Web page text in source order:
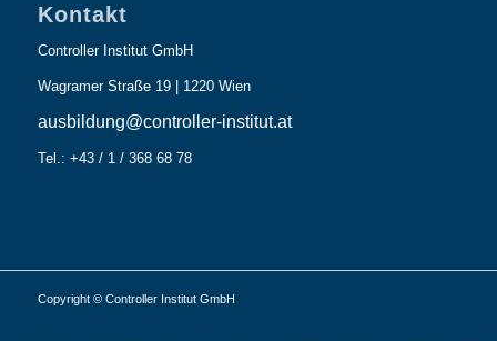
Kontakt
Controller Institut GmbH
Wagramer Straße 19 | 1220 Wien
ausbildung@controller-institut.at
Tel.: +43 / 1 / 368 68 78
Copyright © Controller Institut GmbH